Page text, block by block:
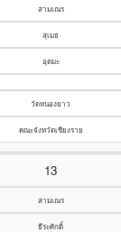
สามเณร
สุเมธ
อุตมะ
วัดหนองยาว
คณะจังหวัดเชียงราย
13
สามเณร
ธีระศักดิ์